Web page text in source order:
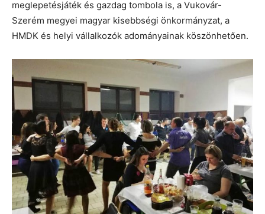
meglepetésjáték és gazdag tombola is, a Vukovár-
Szerém megyei magyar kisebbségi önkormányzat, a
HMDK és helyi vállalkozók adományainak köszönhetően.